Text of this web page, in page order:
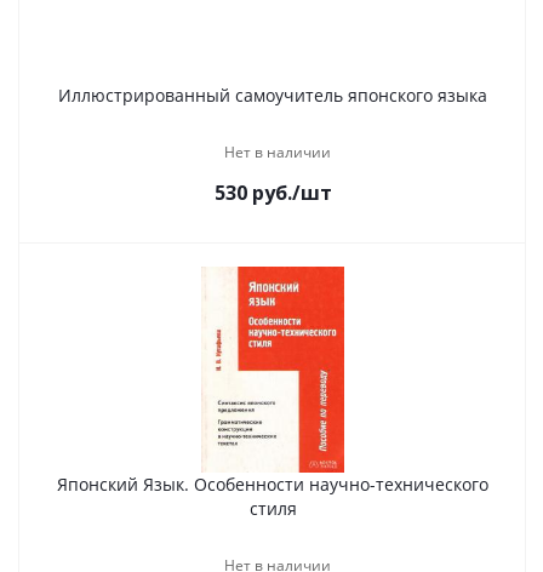
Иллюстрированный самоучитель японского языка
Нет в наличии
530руб./шт
Японский Язык. Особенности научно-технического
стиля
Нет в наличии